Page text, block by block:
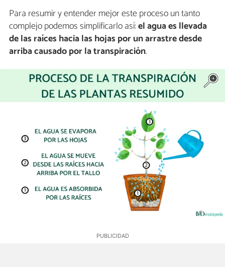
Para resumir y entender mejor este proceso un tanto
complejo podemos simplificarlo así:el agua es llevada
de las raíces hacia las hojas por un arrastre desde
arriba causado por la transpiración.